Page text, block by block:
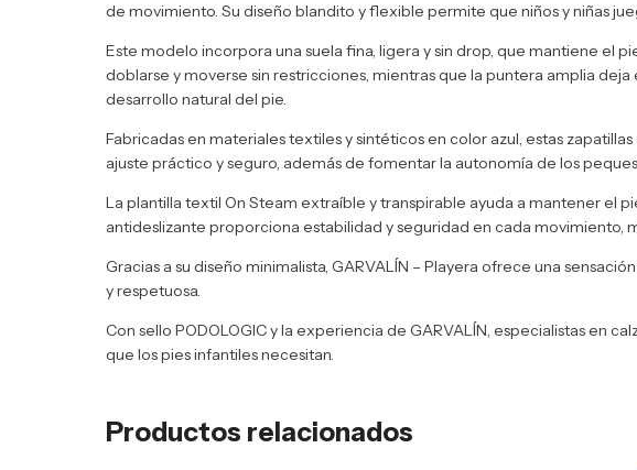
de movimiento. Su diseño blandito y flexible permite que niños y niñas
Este modelo incorpora una suela fina, ligera y sin drop, que mantiene el
doblarse y moverse sin restricciones, mientras que la puntera amplia
desarrollo natural del pie.
Fabricadas en materiales textiles y sintéticos en color azul, estas
ajuste práctico y seguro, además de fomentar la autonomía de los
La plantilla textil On Steam extraíble y transpirable ayuda a mantener el
antideslizante proporciona estabilidad y seguridad en cada
Gracias a su diseño minimalista, GARVALÍN – Playera ofrece una
y respetuosa.
Con sello PODOLOGIC y la experiencia de GARVALÍN, especialistas en
que los pies infantiles necesitan.
Productos relacionados